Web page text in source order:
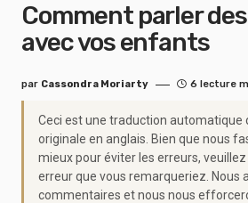
Comment parler
avec vos enfants
par Cassondra Moriarty 6 lecture
Ceci est une traduction automatique
originale en anglais. Bien que nous
mieux pour éviter les erreurs,
erreur que vous remarqueriez. Nous
commentaires et nous nous